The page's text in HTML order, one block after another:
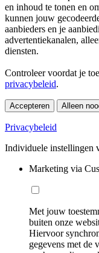
en inhoud te tonen en
kunnen jouw
aanbieders en je
advertentiekanalen,
diensten.
Controleer voordat je
privacybeleid.
Accepteren Alleen
Privacybeleid
Individuele instellingen
Marketing via
Met jouw
buiten onze
Hiervoor
gegevens met de